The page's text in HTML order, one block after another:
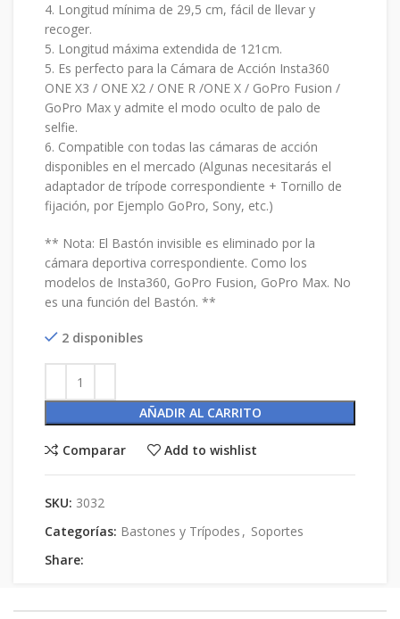
4. Longitud mínima de 29,5 cm, fácil de llevar y
recoger.
5. Longitud máxima extendida de 121cm.
5. Es perfecto para la Cámara de Acción Insta360
ONE X3 / ONE X2 / ONE R /ONE X / GoPro Fusion /
GoPro Max y admite el modo oculto de palo de
selfie.
6. Compatible con todas las cámaras de acción
disponibles en el mercado (Algunas necesitarás el
adaptador de trípode correspondiente + Tornillo de
fijación, por Ejemplo GoPro, Sony, etc.)
** Nota: El Bastón invisible es eliminado por la
cámara deportiva correspondiente. Como los
modelos de Insta360, GoPro Fusion, GoPro Max. No
es una función del Bastón. **
2 disponibles
AÑADIR AL CARRITO
Comparar Add to wishlist
SKU: 3032
Categorías: Bastones y Trípodes , Soportes
Share: